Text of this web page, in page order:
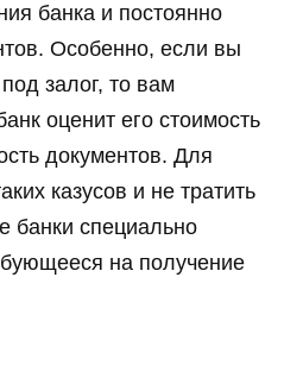
банка и постоянно
Особенно, если вы
залог, то вам
оценит его стоимость
документов. Для
казусов и не тратить
банки специально
на получение